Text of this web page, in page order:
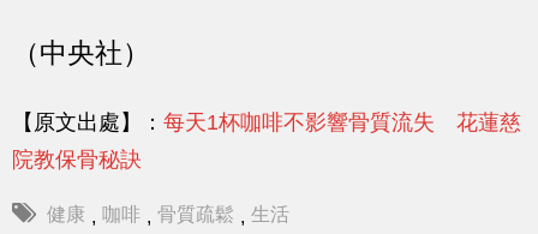
（中央社）
【原文出處】： 每天1杯咖啡不影響骨質流失 花蓮慈
院教保骨秘訣
健康 , 咖啡 , 骨質疏鬆 , 生活